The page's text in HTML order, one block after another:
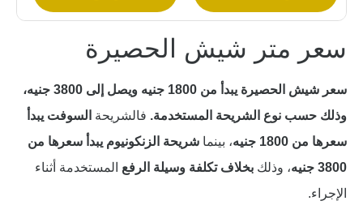
سعر متر شيش الحصيرة
سعر شيش الحصيرة يبدأ من 1800 جنيه ويصل إلى 3800 جنيه،
وذلك حسب نوع الشريحة المستخدمة. فالشريحة السوفت يبدأ
سعرها من 1800 جنيه
، بينما شريحة الزنكونيوم يبدأ سعرها من
3800 جنيه
، وذلك بخلاف تكلفة وسيلة الرفع المستخدمة أثناء
الإجراء.